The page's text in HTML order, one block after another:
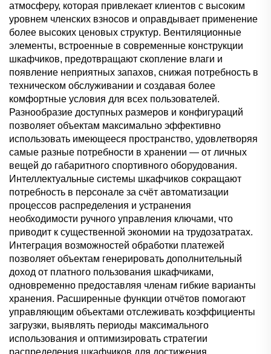
атмосферу, которая привлекает клиентов с высоким
уровнем членских взносов и оправдывает применение
более высоких ценовых структур. Вентиляционные
элементы, встроенные в современные конструкции
шкафчиков, предотвращают скопление влаги и
появление неприятных запахов, снижая потребность в
техническом обслуживании и создавая более
комфортные условия для всех пользователей.
Разнообразие доступных размеров и конфигураций
позволяет объектам максимально эффективно
использовать имеющееся пространство, удовлетворяя
самые разные потребности в хранении — от личных
вещей до габаритного спортивного оборудования.
Интеллектуальные системы шкафчиков сокращают
потребность в персонале за счёт автоматизации
процессов распределения и устранения
необходимости ручного управления ключами, что
приводит к существенной экономии на трудозатратах.
Интеграция возможностей обработки платежей
позволяет объектам генерировать дополнительный
доход от платного пользования шкафчиками,
одновременно предоставляя членам гибкие варианты
хранения. Расширенные функции отчётов помогают
управляющим объектами отслеживать коэффициенты
загрузки, выявлять периоды максимального
использования и оптимизировать стратегии
распределения шкафчиков для достижения